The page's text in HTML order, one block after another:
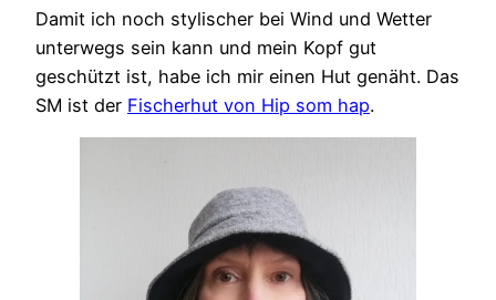
Damit ich noch stylischer bei Wind und Wetter
unterwegs sein kann und mein Kopf gut
geschützt ist, habe ich mir einen Hut genäht. Das
SM ist der Fischerhut von Hip som hap.